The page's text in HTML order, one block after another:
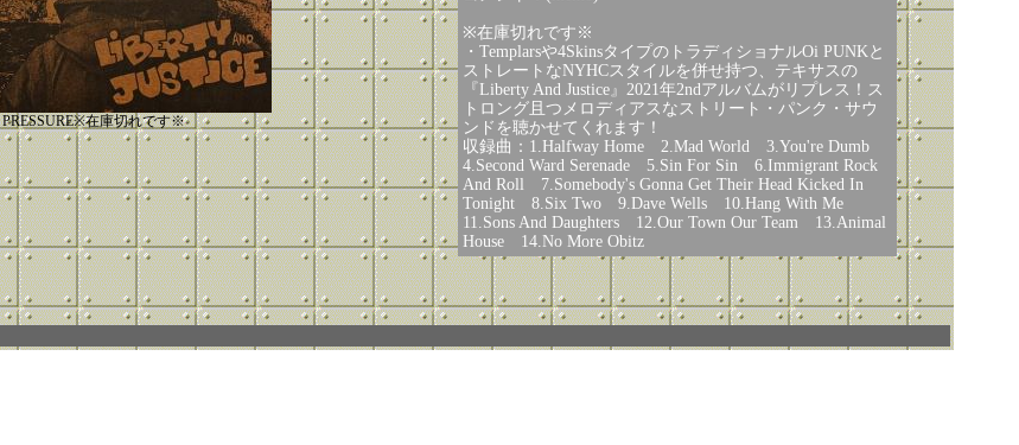
PRESSURE※在庫切れです※
※在庫切れです※
・Templarsや4SkinsタイプのトラディショナルOi PUNKと
ストレートなNYHCスタイルを併せ持つ、テキサスの
『Liberty And Justice』2021年2ndアルバムがリプレス！ス
トロング且つメロディアスなストリート・パンク・サウ
ンドを聴かせてくれます！
収録曲：1.Halfway Home 2.Mad World 3.You're Dumb
4.Second Ward Serenade 5.Sin For Sin 6.Immigrant Rock
And Roll 7.Somebody's Gonna Get Their Head Kicked In
Tonight 8.Six Two 9.Dave Wells 10.Hang With Me
11.Sons And Daughters 12.Our Town Our Team 13.Animal
House 14.No More Obitz